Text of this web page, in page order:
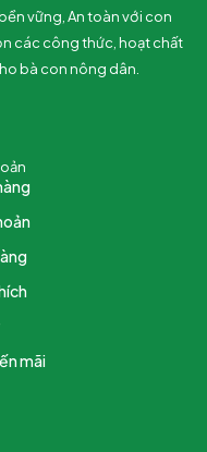
vững, An toàn với con
các công thức, hoạt chất
bà con nông dân.
mãi